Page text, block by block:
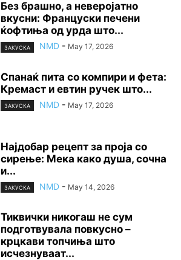
Без брашно, а неверојатно
вкусни: Француски печени
ќофтиња од урда што...
ЗАКУСКА NMD - May 17, 2026
Спанаќ пита со компири и фета:
Кремаст и евтин ручек што...
ЗАКУСКА NMD - May 17, 2026
Најдобар рецепт за проја со
сирење: Мека како душа, сочна
и...
ЗАКУСКА NMD - May 14, 2026
Тиквички никогаш не сум
подготвувала повкусно –
крцкави топчиња што
исчезнуваат...